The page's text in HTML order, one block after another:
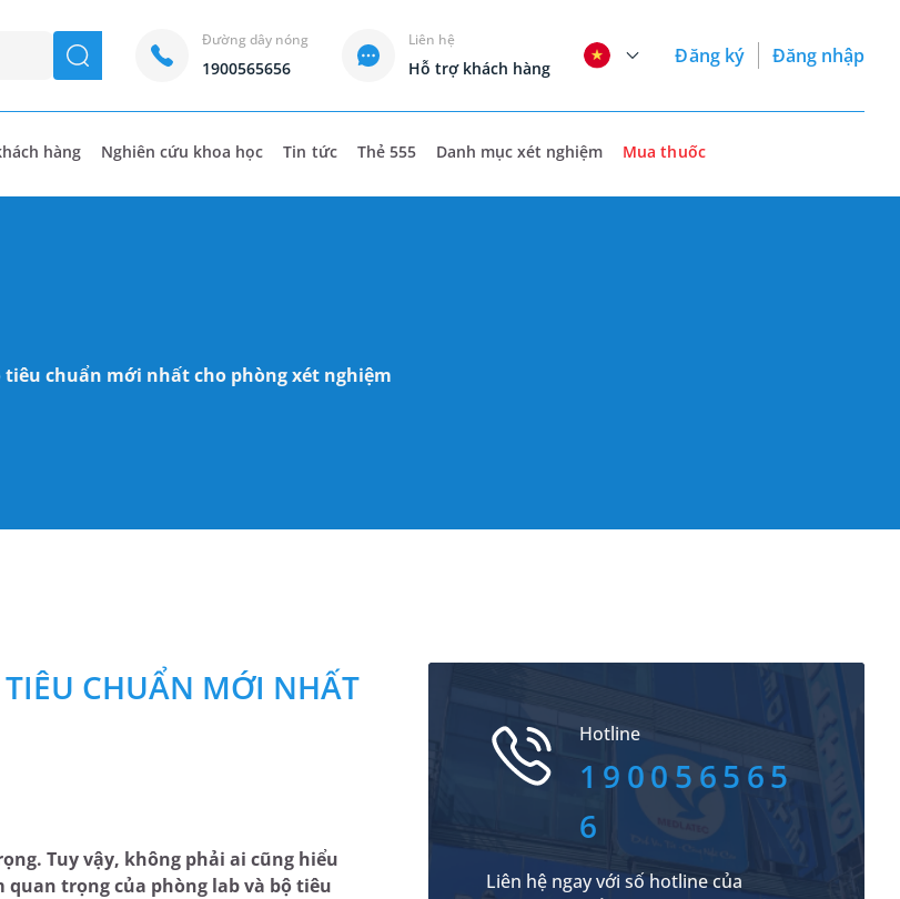
seach
Đường dây nóng
1900565656
Liên hệ
Hỗ trợ khách hàng
Đăng ký Đăng nhập
hàng Nghiên cứu khoa học Tin tức Thẻ 555 Danh mục xét nghiệm Mua thuốc
tiêu chuẩn mới nhất cho phòng xét nghiệm
CHUẨN MỚI NHẤT
Tuy vậy, không phải ai cũng hiểu
trọng của phòng lab và bộ tiêu
Hotline
190056565
6
Liên hệ ngay với số hotline của